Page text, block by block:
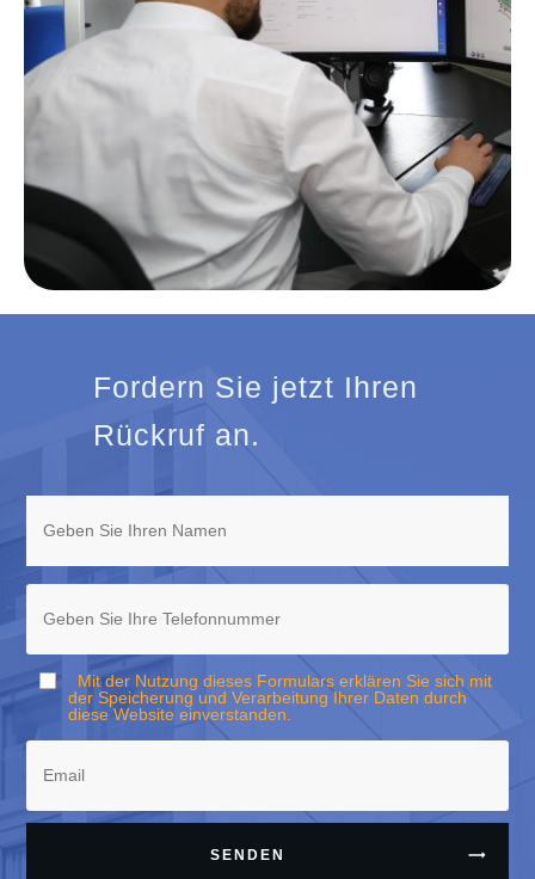
Fordern Sie jetzt Ihren
Rückruf an.
Mit der Nutzung dieses Formulars erklären Sie sich mit
der Speicherung und Verarbeitung Ihrer Daten durch
diese Website einverstanden.
SENDEN